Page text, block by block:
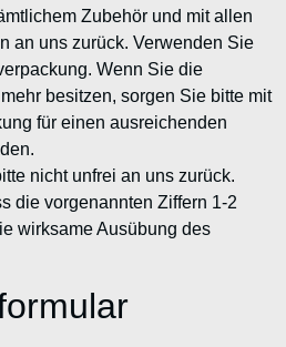
Zubehör und mit allen
an uns zurück. Verwenden Sie
Wenn Sie die
besitzen, sorgen Sie bitte mit
für einen ausreichenden
nicht unfrei an uns zurück.
die vorgenannten Ziffern 1-2
wirksame Ausübung des